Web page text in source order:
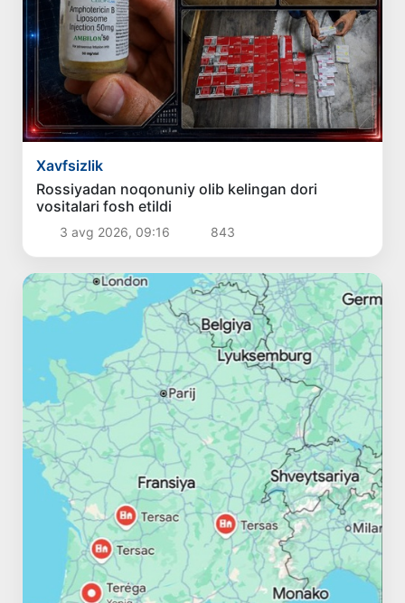
Xavfsizlik
Rossiyadan noqonuniy olib kelingan dori
vositalari fosh etildi
3 avg 2026, 09:16 843